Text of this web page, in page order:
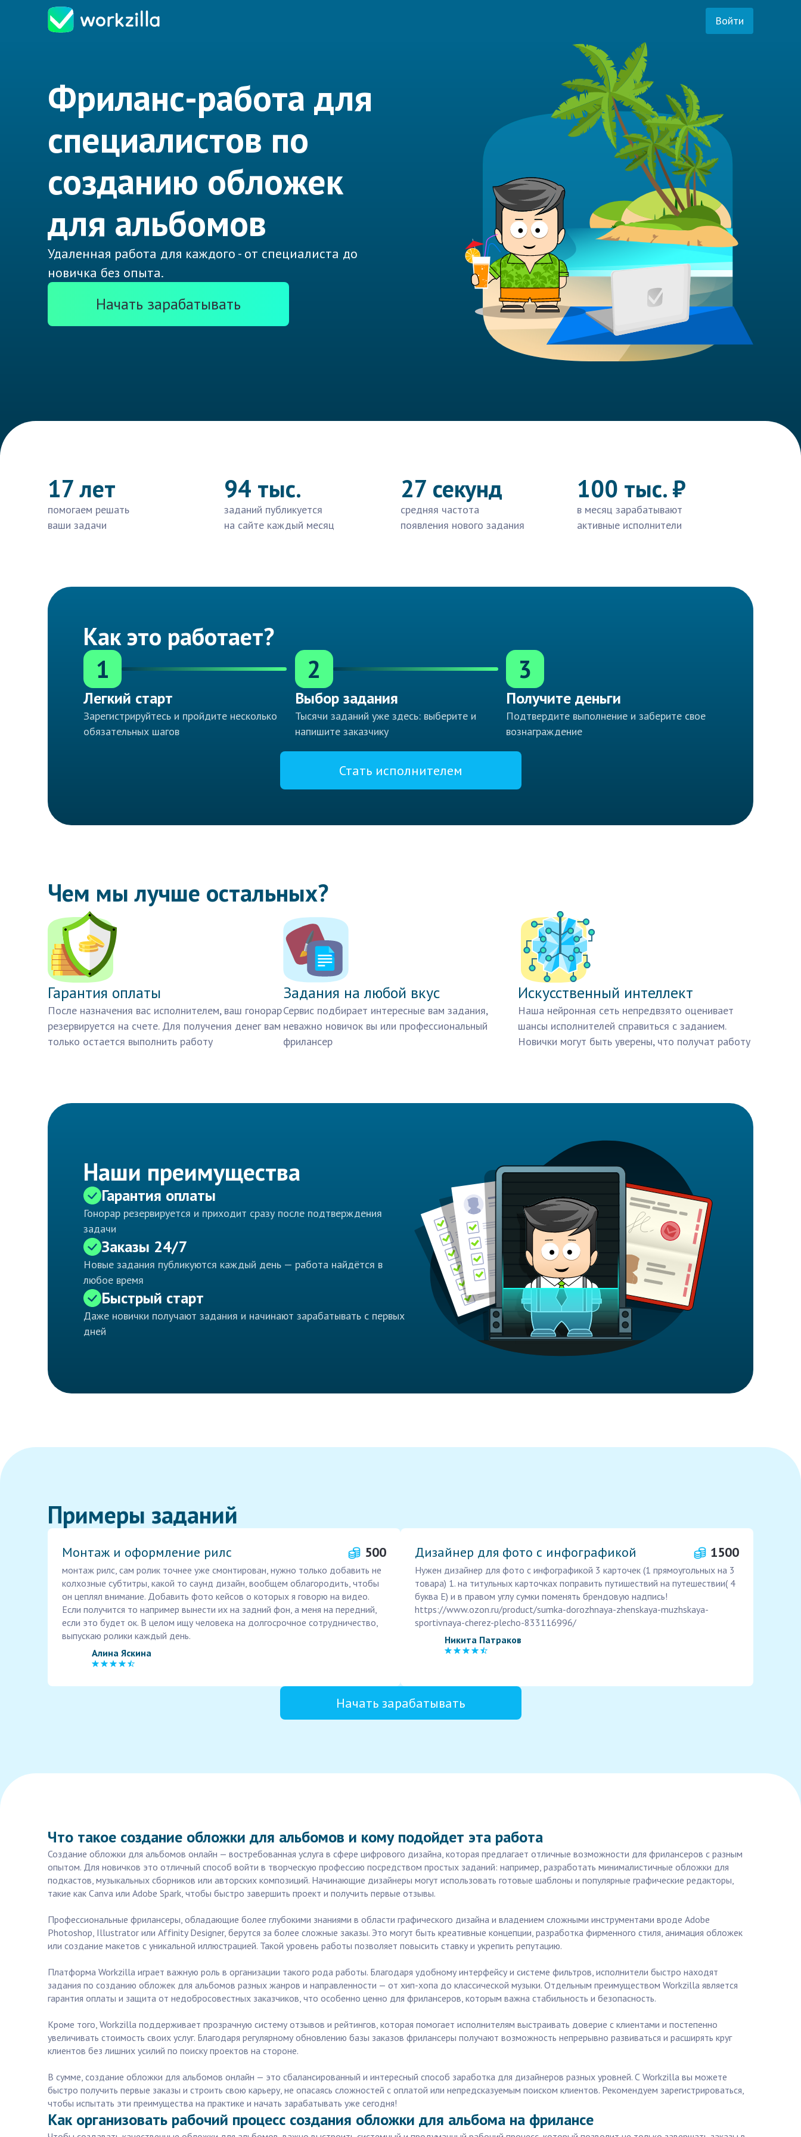
Войти
Фриланс-работа для
специалистов по
созданию обложек
для альбомов
Удаленная работа для каждого - от специалиста до
новичка без опыта.
Начать зарабатывать
17 лет
помогаем решать
ваши задачи
94 тыс.
заданий публикуется
на сайте каждый месяц
27 секунд
средняя частота
появления нового задания
100 тыс. ₽
в месяц зарабатывают
активные исполнители
Как это работает?
1
Легкий старт
Зарегистрируйтесь и пройдите несколько
обязательных шагов
2
Выбор задания
Тысячи заданий уже здесь: выберите и
напишите заказчику
3
Получите деньги
Подтвердите выполнение и заберите свое
вознаграждение
Стать исполнителем
Чем мы лучше остальных?
Гарантия оплаты
После назначения вас исполнителем, ваш гонорар
резервируется на счете. Для получения денег вам
только остается выполнить работу
Задания на любой вкус
Сервис подбирает интересные вам задания,
неважно новичок вы или профессиональный
фрилансер
Искусственный интеллект
Наша нейронная сеть непредвзято оценивает
шансы исполнителей справиться с заданием.
Новички могут быть уверены, что получат работу
Наши преимущества
Гарантия оплаты
Гонорар резервируется и приходит сразу после подтверждения
задачи
Заказы 24/7
Новые задания публикуются каждый день — работа найдётся в
любое время
Быстрый старт
Даже новички получают задания и начинают зарабатывать с первых
дней
Примеры заданий
Монтаж и оформление рилс 500
монтаж рилс, сам ролик точнее уже смонтирован, нужно только добавить не
колхозные субтитры, какой то саунд дизайн, вообщем облагородить, чтобы
он цеплял внимание. Добавить фото кейсов о которых я говорю на видео.
Если получится то например вынести их на задний фон, а меня на передний,
если это будет ок. В целом ищу человека на долгосрочное сотрудничество,
выпускаю ролики каждый день.
Алина Яскина
Дизайнер для фото с инфографикой 1500
Нужен дизайнер для фото с инфографикой 3 карточек (1 прямоугольных на 3
товара) 1. на титульных карточках поправить путишествий на путешествии( 4
буква Е) и в правом углу сумки поменять брендовую надпись!
https://www.ozon.ru/product/sumka-dorozhnaya-zhenskaya-muzhskaya-
sportivnaya-cherez-plecho-833116996/
Никита Патраков
Начать зарабатывать
Что такое создание обложки для альбомов и кому подойдет эта работа
Создание обложки для альбомов онлайн — востребованная услуга в сфере цифрового дизайна, которая предлагает отличные возможности для фрилансеров с разным
опытом. Для новичков это отличный способ войти в творческую профессию посредством простых заданий: например, разработать минималистичные обложки для
подкастов, музыкальных сборников или авторских композиций. Начинающие дизайнеры могут использовать готовые шаблоны и популярные графические редакторы,
такие как Canva или Adobe Spark, чтобы быстро завершить проект и получить первые отзывы.
Профессиональные фрилансеры, обладающие более глубокими знаниями в области графического дизайна и владением сложными инструментами вроде Adobe
Photoshop, Illustrator или Affinity Designer, берутся за более сложные заказы. Это могут быть креативные концепции, разработка фирменного стиля, анимация обложек
или создание макетов с уникальной иллюстрацией. Такой уровень работы позволяет повысить ставку и укрепить репутацию.
Платформа Workzilla играет важную роль в организации такого рода работы. Благодаря удобному интерфейсу и системе фильтров, исполнители быстро находят
задания по созданию обложек для альбомов разных жанров и направленности — от хип-хопа до классической музыки. Отдельным преимуществом Workzilla является
гарантия оплаты и защита от недобросовестных заказчиков, что особенно ценно для фрилансеров, которым важна стабильность и безопасность.
Кроме того, Workzilla поддерживает прозрачную систему отзывов и рейтингов, которая помогает исполнителям выстраивать доверие с клиентами и постепенно
увеличивать стоимость своих услуг. Благодаря регулярному обновлению базы заказов фрилансеры получают возможность непрерывно развиваться и расширять круг
клиентов без лишних усилий по поиску проектов на стороне.
В сумме, создание обложки для альбомов онлайн — это сбалансированный и интересный способ заработка для дизайнеров разных уровней. С Workzilla вы можете
быстро получить первые заказы и строить свою карьеру, не опасаясь сложностей с оплатой или непредсказуемым поиском клиентов. Рекомендуем зарегистрироваться,
чтобы испытать эти преимущества на практике и начать зарабатывать уже сегодня!
Как организовать рабочий процесс создания обложки для альбома на фрилансе